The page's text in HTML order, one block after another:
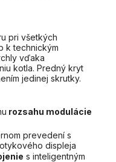
pri všetkých
k technickým
vďaka
kotla. Predný kryt
jedinej skrutky.
rozsahu modulácie
prevedení s
displeja
s inteligentným